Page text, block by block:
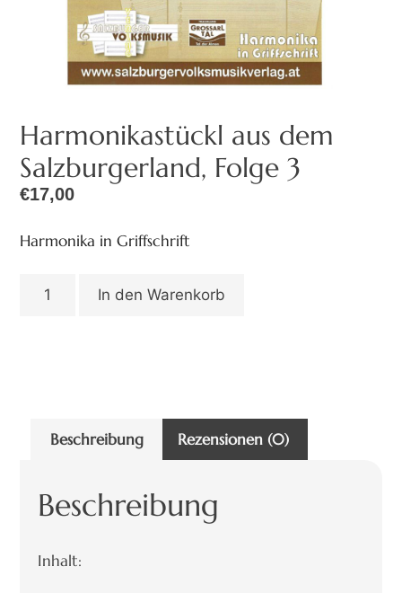
Harmonikastückl aus dem
Salzburgerland, Folge 3
€17,00
Harmonika in Griffschrift
In den Warenkorb
Beschreibung Rezensionen (0)
Beschreibung
Inhalt: